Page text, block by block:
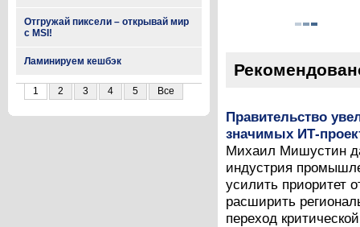
Отгружай пиксели – открывай мир
с MSI!
Ламинируем кешбэк
1 2 3 4 5 Все
Правительство
значимых ИТ-
Михаил Мишустин
индустрия
усилить приоритет
расширить
переход